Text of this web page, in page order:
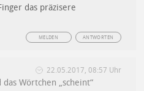
das präzisere
ANTWORTEN
MELDEN
22.05.2017, 08:57 Uhr
Wörtchen „scheint“